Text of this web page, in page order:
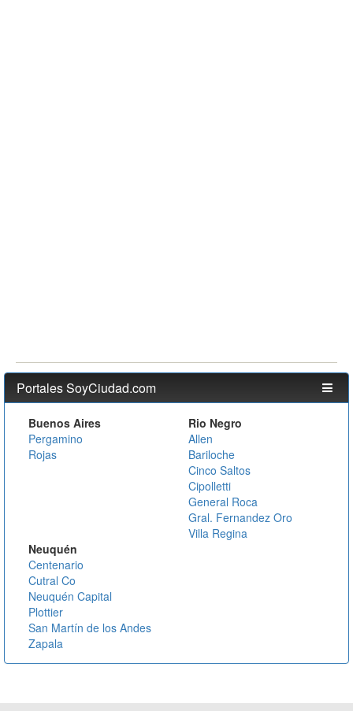
Portales SoyCiudad.com
Buenos Aires
Pergamino
Rojas
Rio Negro
Allen
Bariloche
Cinco Saltos
Cipolletti
General Roca
Gral. Fernandez Oro
Villa Regina
Neuquén
Centenario
Cutral Co
Neuquén Capital
Plottier
San Martín de los Andes
Zapala